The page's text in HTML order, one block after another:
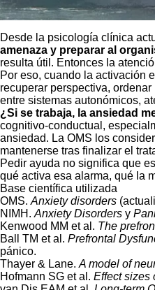
Desde la psicología clínica
amenaza y preparar al
resulta útil. Entonces la
Por eso, cuando la activación
recuperar perspectiva,
entre sistemas autonómicos,
¿Si se trabaja, la ansiedad
cognitivo-conductual,
ansiedad. La OMS los
mantenerse tras finalizar el
Pedir ayuda no significa que
qué activa esa alarma, qué la
Base científica utilizada
OMS. Anxiety disorders
NIMH. Anxiety Disorders y
Kenwood MM et al. The
Ball TM et al. Prefrontal
pánico.
Thayer & Lane. A model of
Hofmann SG et al. Effect sizes